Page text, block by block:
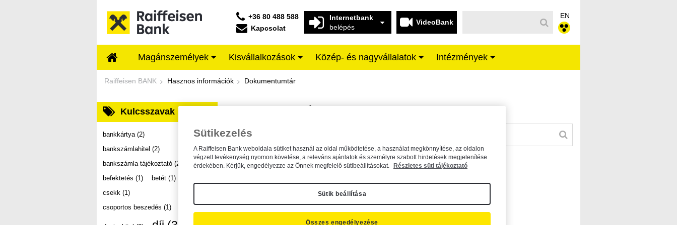
+36 80 488 588
Kapcsolat
Internetbank
belépés
VideoBank
EN
Magánszemélyek Kisvállalkozások Közép- és nagyvállalatok Intézmények
Dokumentumtár - Raiffeisen BANK
Raiffeisen BANK Hasznos információk Dokumentumtár
Kulcsszavak
bankkártya (2)
bankszámlahitel (2)
bankszámla tájékoztató (2)
befektetés (1) betét (1)
csekk (1)
csoportos beszedés (1)
A dokumentum kereséséhez kérjük, írja be a keresőszót a mezőbe.
Sütikezelés
A Raiffeisen Bank weboldala sütiket használ az oldal működtetése, a használat megkönnyítése, az oldalon
végzett tevékenység nyomon követése, a releváns ajánlatok és személyre szabott hirdetések megjelenítése
érdekében. Kérjük, engedélyezze az Önnek megfelelő sütibeállításokat.
Részletes süti tájékoztató
Sütik beállítása
Összes engedélyezése